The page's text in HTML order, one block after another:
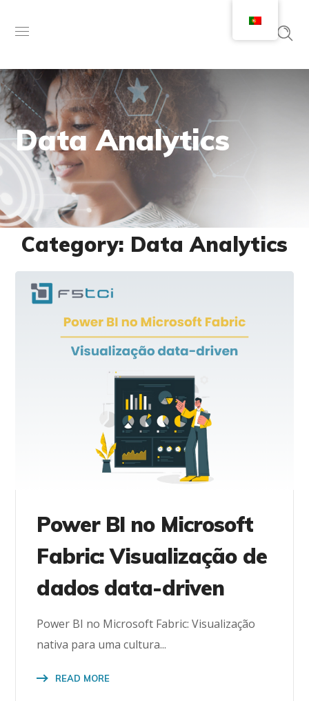
Data Analytics
Category: Data Analytics
Power BI no Microsoft
Fabric: Visualização de
dados data-driven
Power BI no Microsoft Fabric: Visualização
nativa para uma cultura...
READ MORE